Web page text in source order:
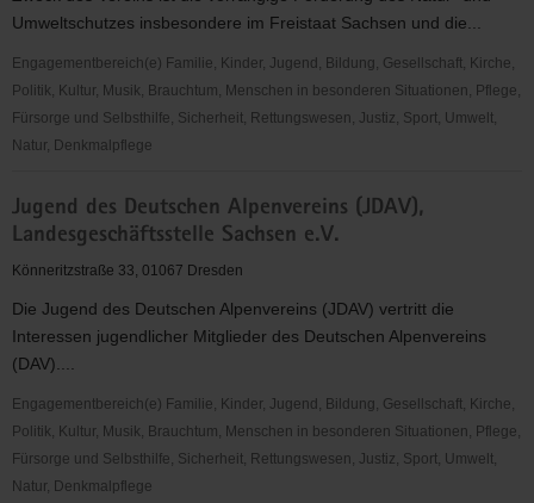
Umweltschutzes insbesondere im Freistaat Sachsen und die...
Engagementbereich(e) Familie, Kinder, Jugend, Bildung, Gesellschaft, Kirche,
Politik, Kultur, Musik, Brauchtum, Menschen in besonderen Situationen, Pflege,
Fürsorge und Selbsthilfe, Sicherheit, Rettungswesen, Justiz, Sport, Umwelt,
Natur, Denkmalpflege
LIGA
Sachsen
e.
Jugend des Deutschen Alpenvereins (JDAV),
Landesgeschäftsstelle Sachsen e.V.
Könneritzstraße 33, 01067 Dresden
Die Jugend des Deutschen Alpenvereins (JDAV) vertritt die
Interessen jugendlicher Mitglieder des Deutschen Alpenvereins
(DAV)....
Engagementbereich(e) Familie, Kinder, Jugend, Bildung, Gesellschaft, Kirche,
Politik, Kultur, Musik, Brauchtum, Menschen in besonderen Situationen, Pflege,
Fürsorge und Selbsthilfe, Sicherheit, Rettungswesen, Justiz, Sport, Umwelt,
Natur, Denkmalpflege